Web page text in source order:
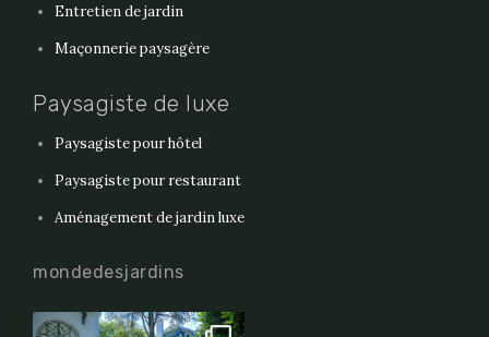
Entretien de jardin
Maçonnerie paysagère
Paysagiste de luxe
Paysagiste pour hôtel
Paysagiste pour restaurant
Aménagement de jardin luxe
mondedesjardins